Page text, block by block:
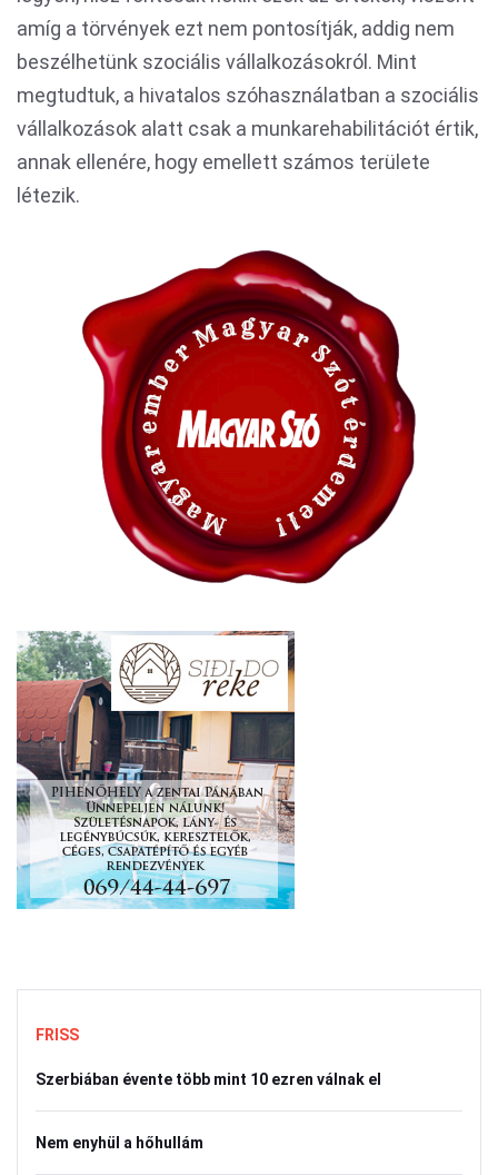
amíg a törvények ezt nem pontosítják, addig nem
beszélhetünk szociális vállalkozásokról. Mint
megtudtuk, a hivatalos szóhasználatban a szociális
vállalkozások alatt csak a munkarehabilitációt értik,
annak ellenére, hogy emellett számos területe
létezik.
FRISS
Szerbiában évente több mint 10 ezren válnak el
Nem enyhül a hőhullám